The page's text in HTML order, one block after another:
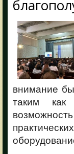
внимание
таким как